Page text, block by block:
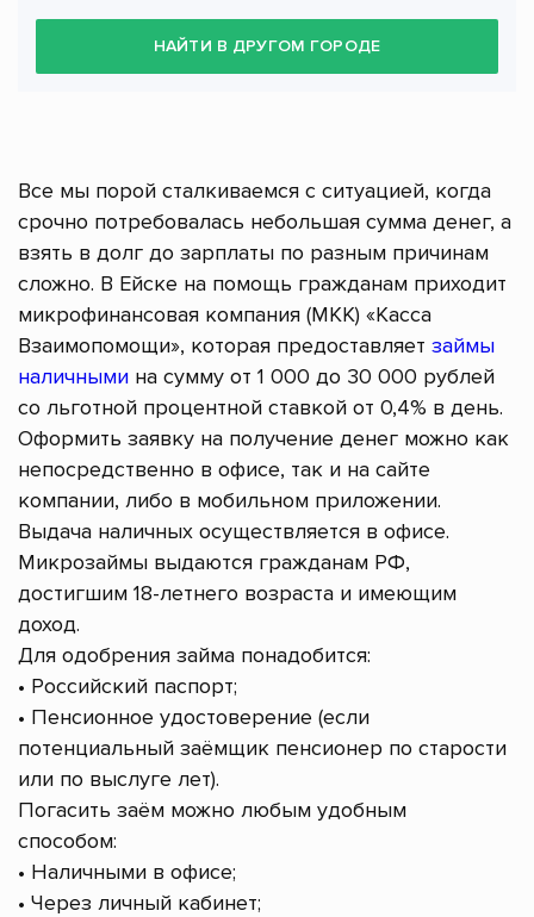
НАЙТИ В ДРУГОМ ГОРОДЕ
Все мы порой сталкиваемся с ситуацией, когда
срочно потребовалась небольшая сумма денег, а
взять в долг до зарплаты по разным причинам
сложно. В Ейске на помощь гражданам приходит
микрофинансовая компания (МКК) «Касса
Взаимопомощи», которая предоставляет займы
наличными на сумму от 1 000 до 30 000 рублей
со льготной процентной ставкой от 0,4% в день.
Оформить заявку на получение денег можно как
непосредственно в офисе, так и на сайте
компании, либо в мобильном приложении.
Выдача наличных осуществляется в офисе.
Микрозаймы выдаются гражданам РФ,
достигшим 18-летнего возраста и имеющим
доход.
Для одобрения займа понадобится:
• Российский паспорт;
• Пенсионное удостоверение (если
потенциальный заёмщик пенсионер по старости
или по выслуге лет).
Погасить заём можно любым удобным
способом:
• Наличными в офисе;
• Через личный кабинет;